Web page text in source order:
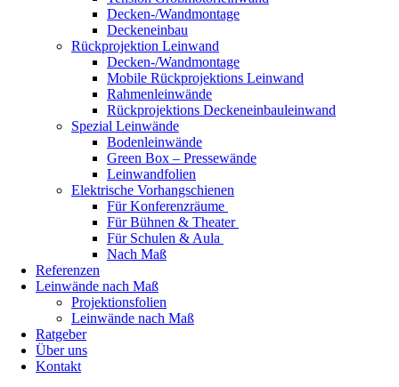
Decken-/Wandmontage
Deckeneinbau
Rückprojektion Leinwand
Decken-/Wandmontage
Mobile Rückprojektions Leinwand
Rahmenleinwände
Rückprojektions Deckeneinbauleinwand
Spezial Leinwände
Bodenleinwände
Green Box – Pressewände
Leinwandfolien
Elektrische Vorhangschienen
Für Konferenzräume
Für Bühnen & Theater
Für Schulen & Aula
Nach Maß
Referenzen
Leinwände nach Maß
Projektionsfolien
Leinwände nach Maß
Ratgeber
Über uns
Kontakt